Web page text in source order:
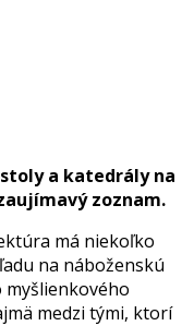
a katedrály na
zoznam.
má niekoľko
na náboženskú
medzi tými, ktorí